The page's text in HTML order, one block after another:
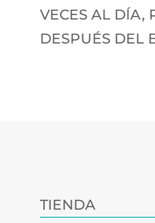
VECES AL DÍA,
DESPUÉS DEL
TIENDA